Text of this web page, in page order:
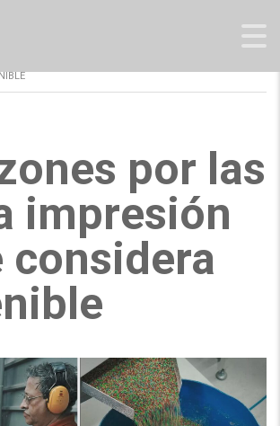
por las
impresión
considera